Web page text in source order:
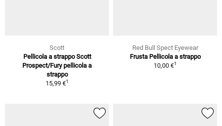
Scott
Pellicola a strappo Scott
Prospect/Fury pellicola a
strappo
15,99 €1
Red Bull Spect Eyewear
Frusta Pellicola a strappo
10,00 €1